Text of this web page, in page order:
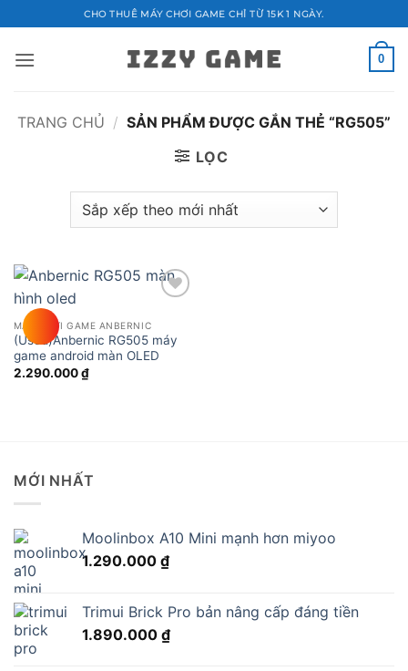
qua
nội
CHO THUÊ MÁY CHƠI GAME CHỈ TỪ 15K 1 NGÀY.
0
TRANG CHỦ / SẢN PHẨM ĐƯỢC GẮN THẺ “RG505”
LỌC
wishlist
MÁY CHƠI GAME ANBERNIC
(Used)Anbernic RG505 máy
game android màn OLED
2.290.000₫
MỚI NHẤT
Moolinbox A10 Mini mạnh hơn miyoo
1.290.000 ₫
Trimui Brick Pro bản nâng cấp đáng tiền
1.890.000 ₫